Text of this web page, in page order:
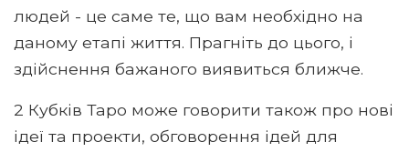
людей - це саме те, що вам необхідно на
даному етапі життя. Прагніть до цього, і
здійснення бажаного виявиться ближче.
2 Кубків Таро може говорити також про нові
ідеї та проекти, обговорення ідей для